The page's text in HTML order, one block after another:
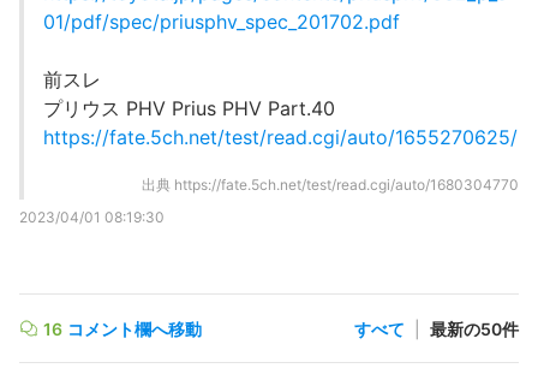
01/pdf/spec/priusphv_spec_201702.pdf
前スレ
プリウス PHV Prius PHV Part.40
https://fate.5ch.net/test/read.cgi/auto/1655270625/
出典 https://fate.5ch.net/test/read.cgi/auto/1680304770
2023/04/01 08:19:30
16 コメント欄へ移動 すべて 最新の50件